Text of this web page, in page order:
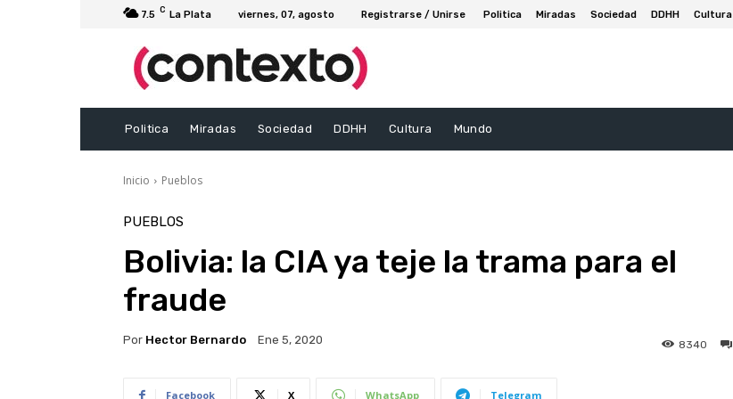
7.5 C La Plata viernes, 07, agosto Registrarse / Unirse Politica Miradas Sociedad DDHH Cultura
Politica Miradas Sociedad DDHH Cultura Mundo
Inicio Pueblos
PUEBLOS
Bolivia: la CIA ya teje la trama para el
fraude
Por Hector Bernardo Ene 5, 2020 8340
Facebook X WhatsApp Telegram